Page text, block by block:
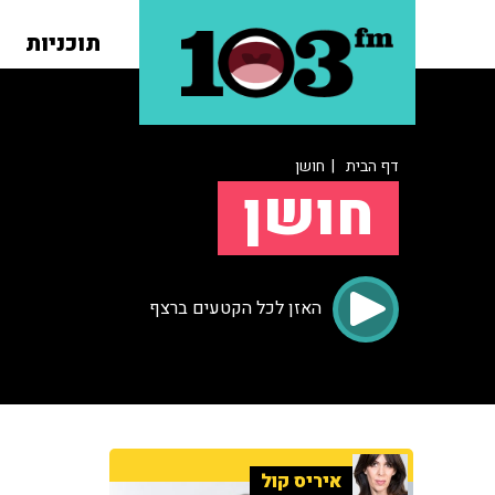
תוכניות
דף הבית | חושן
חושן
האזן לכל הקטעים ברצף
איריס קול